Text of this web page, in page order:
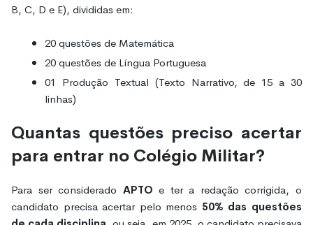
B, C, D e E), divididas em:
20 questões de Matemática
20 questões de Língua Portuguesa
01 Produção Textual (Texto Narrativo, de 15 a 30
linhas)
Quantas questões preciso acertar
para entrar no Colégio Militar?
Para ser considerado APTO e ter a redação corrigida, o
candidato precisa acertar pelo menos 50% das questões